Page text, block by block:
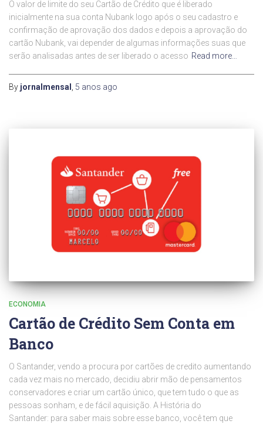
O valor de limite do seu Cartão de Crédito que é liberado
inicialmente na sua conta Nubank logo após o seu cadastro e
confirmação de aprovação dos dados e depois a aprovação do
cartão Nubank, vai depender de algumas informações suas que
serão analisadas antes de ser liberado o acesso Read more…
By jornalmensal 5 anos ago
ECONOMIA
Cartão de Crédito Sem Conta em
Banco
O Santander, vendo a procura por cartões de credito aumentando
cada vez mais no mercado, decidiu abrir mão de pensamentos
conservadores e criar um cartão único, que tem tudo o que as
pessoas sonham, e de fácil aquisição. A História do
Santander: para saber mais sobre esse banco, você tem que